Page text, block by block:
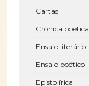
Cartas
Crônica poética
Ensaio literário
Ensaio poético
Epistolírica